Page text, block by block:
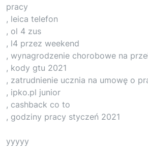
pracy
, leica telefon
, ol 4 zus
, l4 przez weekend
, wynagrodzenie chorobowe na
, kody gtu 2021
, zatrudnienie ucznia na umowę o
, ipko.pl junior
, cashback co to
, godziny pracy styczeń 2021
yyyyy